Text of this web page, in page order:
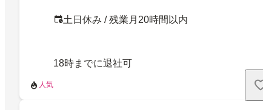
土日休み / 残業月20時間以内
18時までに退社可
人気